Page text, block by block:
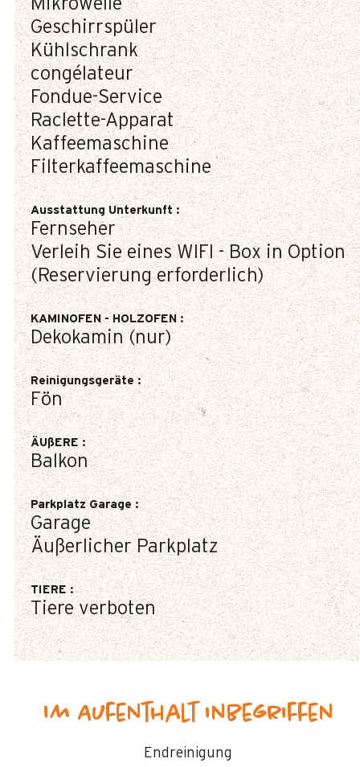
Mikrowelle
Geschirrspüler
Kühlschrank
congélateur
Fondue-Service
Raclette-Apparat
Kaffeemaschine
Filterkaffeemaschine
Ausstattung Unterkunft :
Fernseher
Verleih Sie eines WIFI - Box in Option
(Reservierung erforderlich)
KAMINOFEN - HOLZOFEN:
Dekokamin (nur)
Reinigungsgeräte:
Fön
ÄUßERE:
Balkon
Parkplatz Garage:
Garage
Äußerlicher Parkplatz
TIERE:
Tiere verboten
Im Aufenthalt inbegriffen
Endreinigung